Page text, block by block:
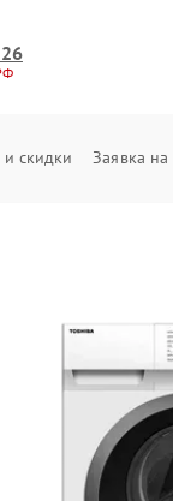
скидки Заявка